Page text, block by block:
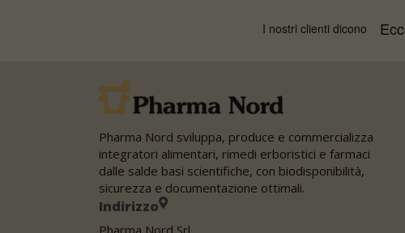
Pharma Nord sviluppa, produce e commercializza
integratori alimentari, rimedi erboristici e farmaci
dalle salde basi scientifiche, con biodisponibilità,
sicurezza e documentazione ottimali.
Indirizzo
Pharma Nord Srl